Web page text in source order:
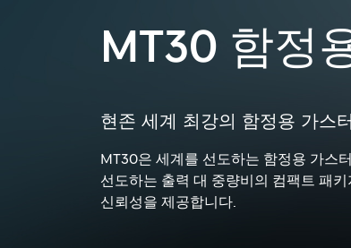
MT30 함정
현존 세계 최강의 함정용 가스
MT30은 세계를 선도하는 함정용 가스
선도하는 출력 대 중량비의 컴팩트 패키
신뢰성을 제공합니다.